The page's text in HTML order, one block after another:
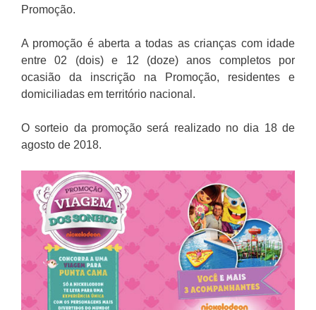
Promoção.
A promoção é aberta a todas as crianças com idade
entre 02 (dois) e 12 (doze) anos completos por
ocasião da inscrição na Promoção, residentes e
domiciliadas em território nacional.
O sorteio da promoção será realizado no dia 18 de
agosto de 2018.